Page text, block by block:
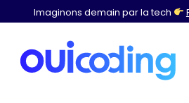
Imaginons demain par la tech